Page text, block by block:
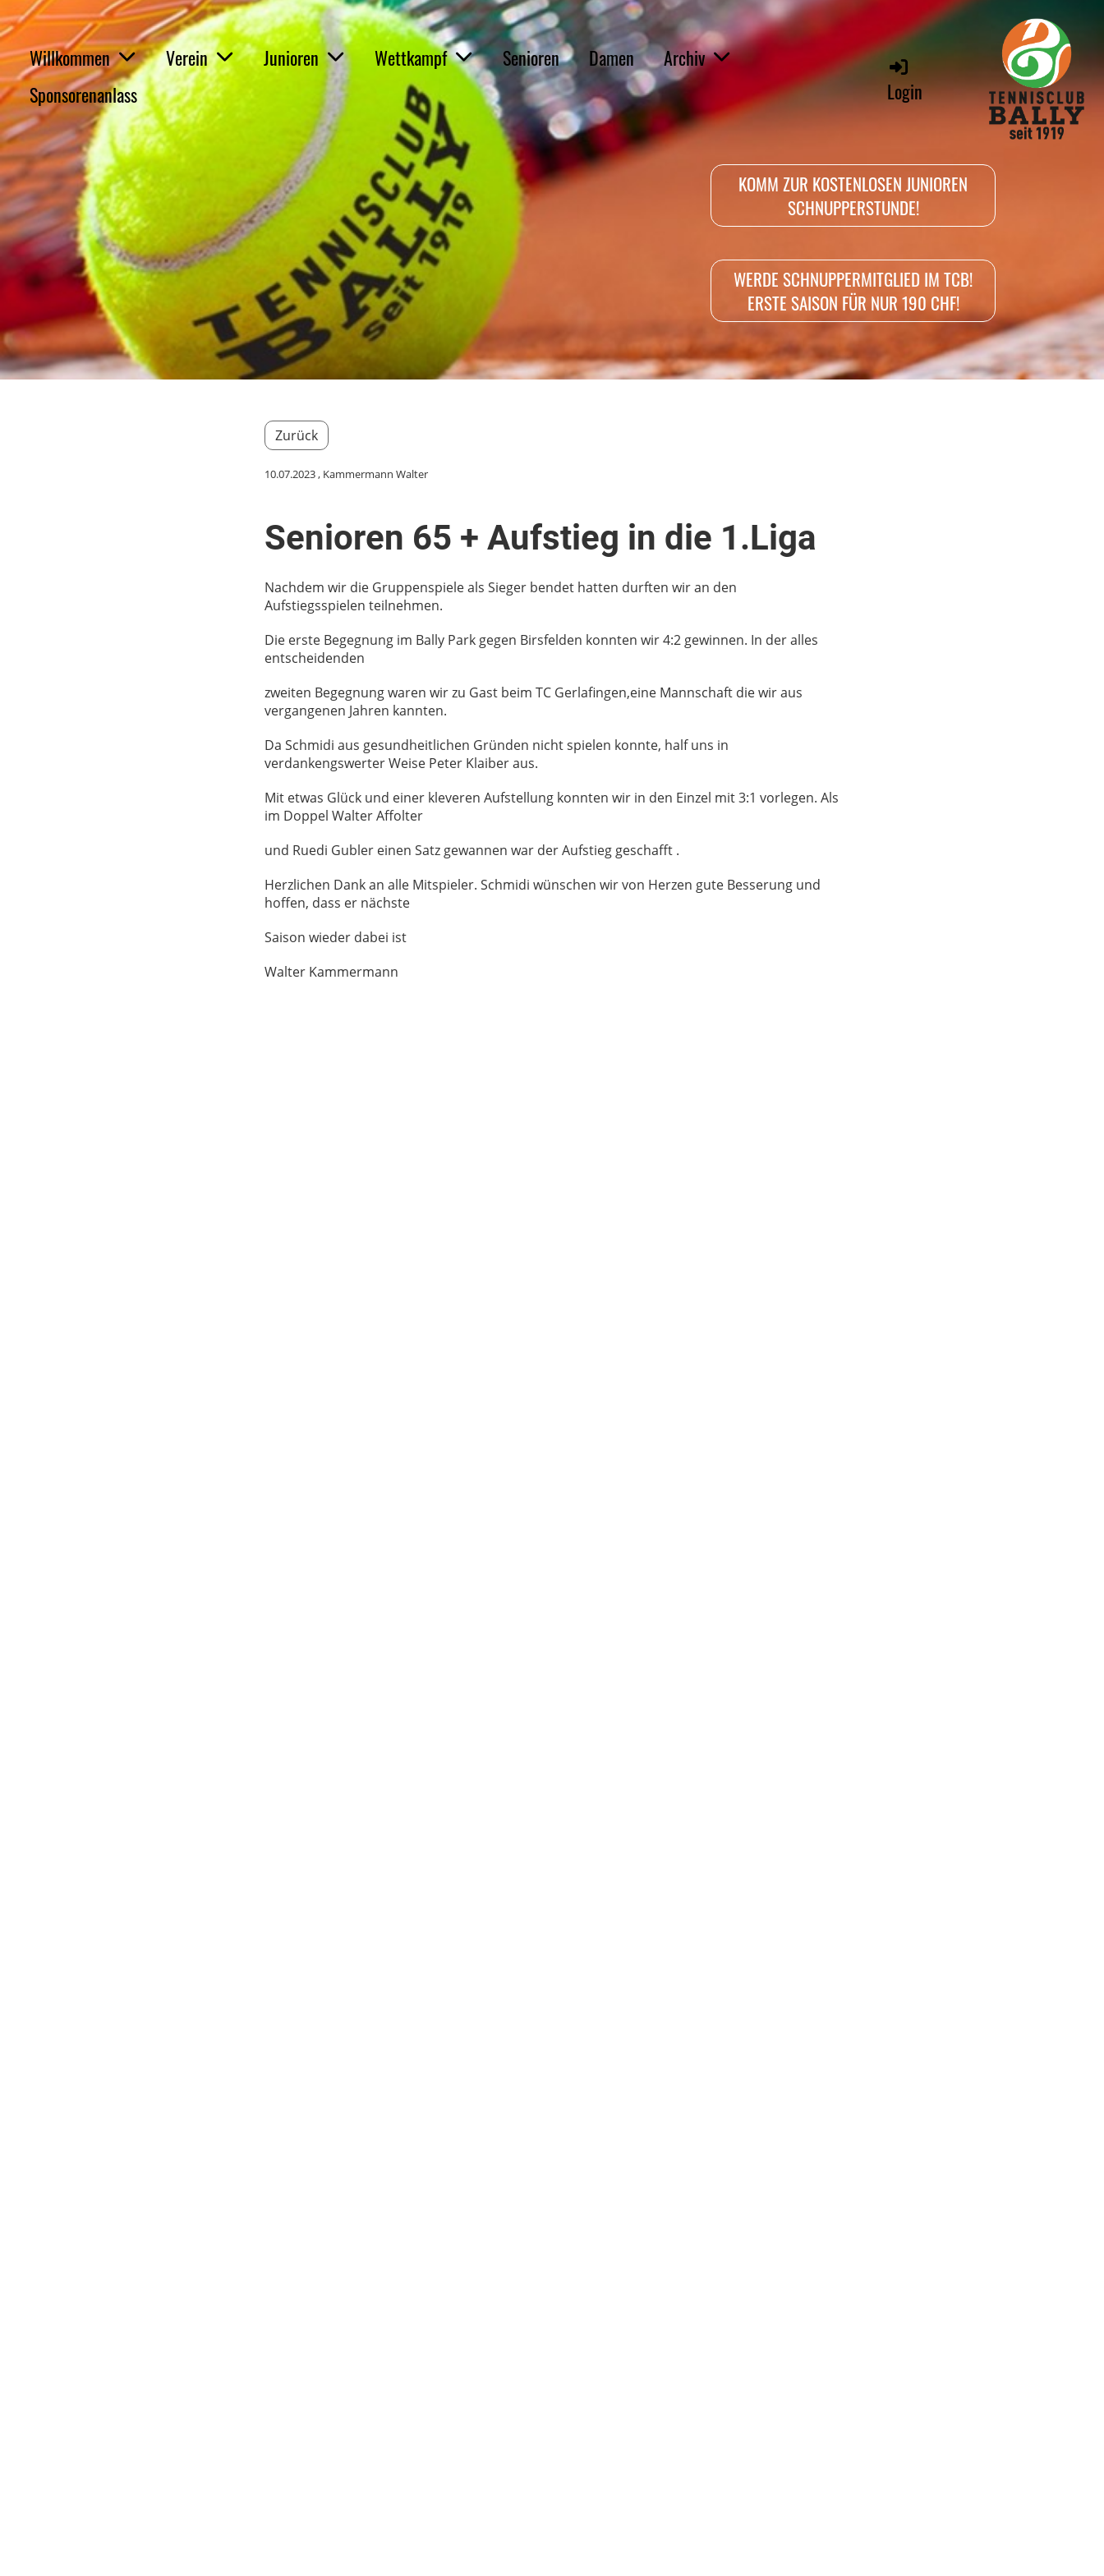
Willkommen Verein Junioren Wettkampf Senioren Damen
Archiv
Sponsorenanlass
Login
KOMM ZUR KOSTENLOSEN JUNIOREN
SCHNUPPERSTUNDE!
WERDE SCHNUPPERMITGLIED IM TCB!
ERSTE SAISON FÜR NUR 190 CHF!
Zurück
10.07.2023, Kammermann Walter
Senioren 65 + Aufstieg in die 1.Liga
Nachdem wir die Gruppenspiele als Sieger bendet hatten durften wir an den
Aufstiegsspielen teilnehmen.
Die erste Begegnung im Bally Park gegen Birsfelden konnten wir 4:2 gewinnen. In der alles
entscheidenden
zweiten Begegnung waren wir zu Gast beim TC Gerlafingen,eine Mannschaft die wir aus
vergangenen Jahren kannten.
Da Schmidi aus gesundheitlichen Gründen nicht spielen konnte, half uns in
verdankengswerter Weise Peter Klaiber aus.
Mit etwas Glück und einer kleveren Aufstellung konnten wir in den Einzel mit 3:1 vorlegen. Als
im Doppel Walter Affolter
und Ruedi Gubler einen Satz gewannen war der Aufstieg geschafft .
Herzlichen Dank an alle Mitspieler. Schmidi wünschen wir von Herzen gute Besserung und
hoffen, dass er nächste
Saison wieder dabei ist
Walter Kammermann